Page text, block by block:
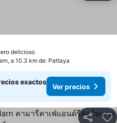
delicioso
a 10.3 km de: Pattaya
exactos
Ver precios